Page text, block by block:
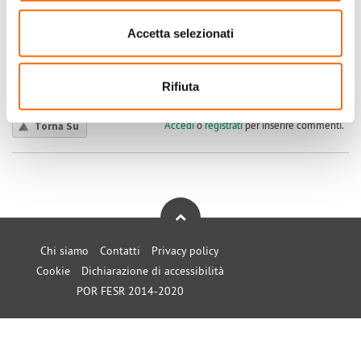
Accetta selezionati
Rifiuta
Submitted by kiavet on Lun, 02/01/2023 - 11:47
-1
Torna Su Accedioregistratiper inserire commenti.
Chi siamo Contatti
Privacy policy
Cookie
Dichiarazione di accessibilità
POR FESR 2014-2020